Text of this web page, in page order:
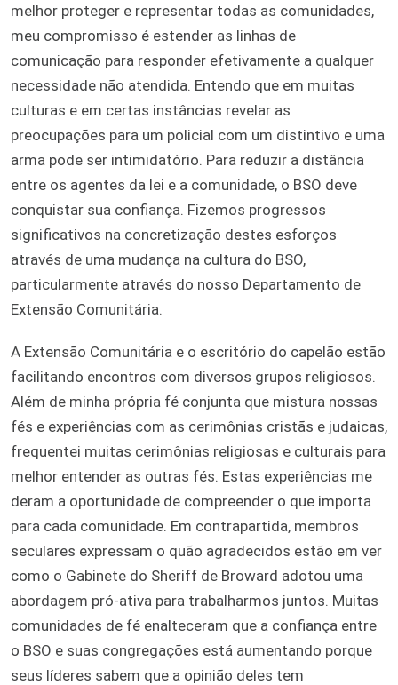
melhor proteger e representar todas as comunidades,
meu compromisso é estender as linhas de
comunicação para responder efetivamente a qualquer
necessidade não atendida. Entendo que em muitas
culturas e em certas instâncias revelar as
preocupações para um policial com um distintivo e uma
arma pode ser intimidatório. Para reduzir a distância
entre os agentes da lei e a comunidade, o BSO deve
conquistar sua confiança. Fizemos progressos
significativos na concretização destes esforços
através de uma mudança na cultura do BSO,
particularmente através do nosso Departamento de
Extensão Comunitária.
A Extensão Comunitária e o escritório do capelão estão
facilitando encontros com diversos grupos religiosos.
Além de minha própria fé conjunta que mistura nossas
fés e experiências com as cerimônias cristãs e judaicas,
frequentei muitas cerimônias religiosas e culturais para
melhor entender as outras fés. Estas experiências me
deram a oportunidade de compreender o que importa
para cada comunidade. Em contrapartida, membros
seculares expressam o quão agradecidos estão em ver
como o Gabinete do Sheriff de Broward adotou uma
abordagem pró-ativa para trabalharmos juntos. Muitas
comunidades de fé enalteceram que a confiança entre
o BSO e suas congregações está aumentando porque
seus líderes sabem que a opinião deles tem